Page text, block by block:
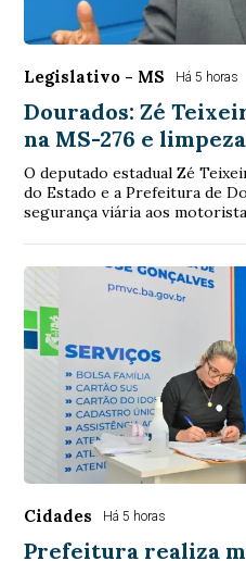
Legislativo - MS Há 5 horas
Dourados: Zé
na MS-276 e
O deputado estadual Zé
do Estado e a Prefeitura de
segurança viária aos
Cidades Há 5 horas
Prefeitura realiza